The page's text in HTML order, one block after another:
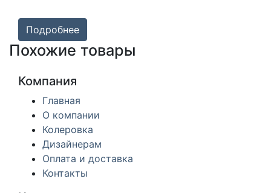
Подробнее
Похожие товары
Компания
Главная
О компании
Колеровка
Дизайнерам
Оплата и доставка
Контакты